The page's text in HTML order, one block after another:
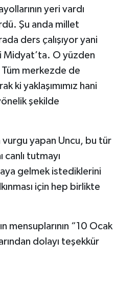
yeri vardı
Şu anda millet
ders çalışıyor yani
Midyat’ta. O yüzden
Tüm merkezde de
ki yaklaşımımız hani
şekilde
vurgu yapan Uncu, bu tür
canlı tutmayı
gelmek istediklerini
için hep birlikte
mensuplarının “10 Ocak
dolayı teşekkür